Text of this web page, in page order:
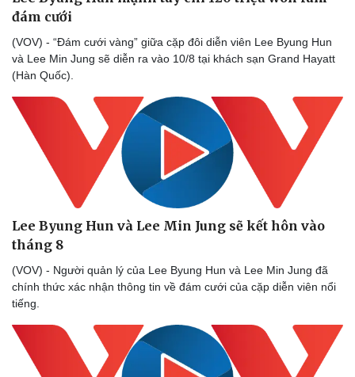
Văn hóa
Văn học
Âm nhạc
Di sản
Thời trang
Sao Việt
đám cưới
(VOV) - “Đám cưới vàng” giữa cặp đôi diễn viên Lee Byung Hun
và Lee Min Jung sẽ diễn ra vào 10/8 tại khách sạn Grand Hayatt
(Hàn Quốc).
Lee Byung Hun và Lee Min Jung sẽ kết hôn vào
tháng 8
(VOV) - Người quản lý của Lee Byung Hun và Lee Min Jung đã
chính thức xác nhận thông tin về đám cưới của cặp diễn viên nổi
tiếng.